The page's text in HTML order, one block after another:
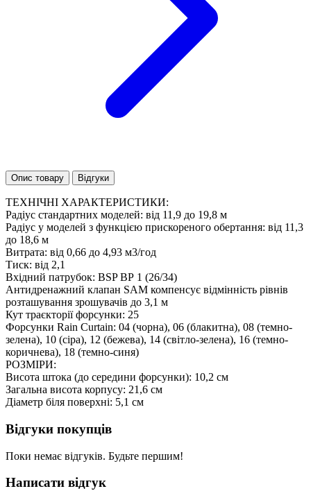
Опис товару Відгуки
ТЕХНІЧНІ ХАРАКТЕРИСТИКИ:
Радіус стандартних моделей: від 11,9 до 19,8 м
Радіус у моделей з функцією прискореного обертання: від 11,3
до 18,6 м
Витрата: від 0,66 до 4,93 м3/год
Тиск: від 2,1
Вхідний патрубок: BSP ВР 1 (26/34)
Антидренажний клапан SAM компенсує відмінність рівнів
розташування зрошувачів до 3,1 м
Кут траєкторії форсунки: 25
Форсунки Rain Curtain: 04 (чорна), 06 (блакитна), 08 (темно-
зелена), 10 (сіра), 12 (бежева), 14 (світло-зелена), 16 (темно-
коричнева), 18 (темно-синя)
РОЗМІРИ:
Висота штока (до середини форсунки): 10,2 см
Загальна висота корпусу: 21,6 см
Діаметр біля поверхні: 5,1 см
Відгуки покупців
Поки немає відгуків. Будьте першим!
Написати відгук